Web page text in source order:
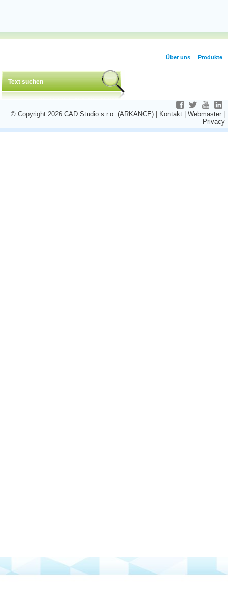
Über uns Produkte
© Copyright 2026 CAD Studio s.r.o. (ARKANCE) | Kontakt | Webmaster |
Privacy